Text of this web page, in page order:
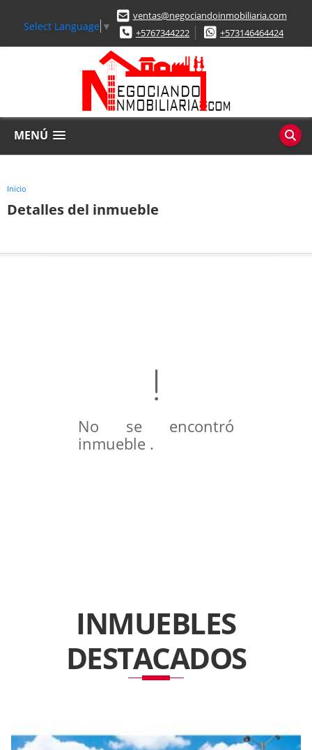
Select Language ▼
ventas@negociandoinmobiliaria.com
+5767344222
+573146464424
MENÚ
Inicio
Detalles del inmueble
No se encontró
inmueble .
INMUEBLES
DESTACADOS